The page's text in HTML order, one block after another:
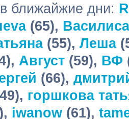
ближайжие дни:
(65), Василиса
(55), Леша
Август (59), ВФ
(66),
горшкова
iwanow (61),